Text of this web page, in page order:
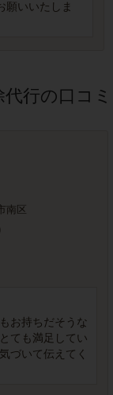
願いいたしま
行の口コミ
南区
お持ちだそうな
ても満足してい
づいて伝えてく